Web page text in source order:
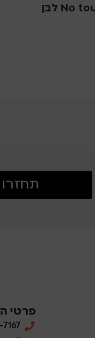
תחזרו
פרטי